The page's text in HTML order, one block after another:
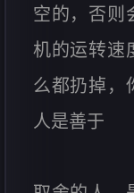
空的，否则
机的运转速
么都扔掉，
人是善于